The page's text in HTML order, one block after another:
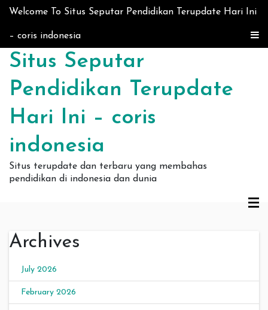
Skip to content
Welcome To Situs Seputar Pendidikan Terupdate Hari Ini
– coris indonesia
Situs Seputar
Pendidikan Terupdate
Hari Ini – coris
indonesia
Situs terupdate dan terbaru yang membahas
pendidikan di indonesia dan dunia
Archives
July 2026
February 2026